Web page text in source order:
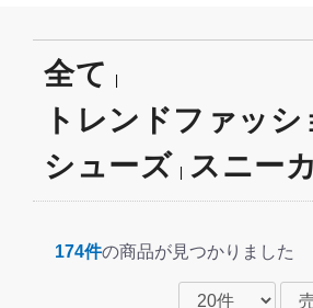
全て
トレンドファッシ
シューズ スニー
174件の商品が見つかりました